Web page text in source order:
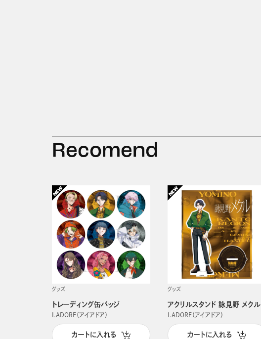
Recomend
グッズ
トレーディング缶バッジ
I.ADORE（アイアドア）
カートに入れる
グッズ
アクリルスタンド 詠見野 メクル
I.ADORE（アイアドア）
カートに入れる